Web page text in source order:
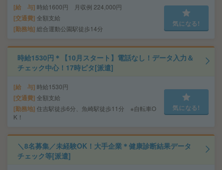
給 与 時給1600円 月収例 224,000円
交通費 全額支給
勤務地 総合運動公園駅徒歩14分
気になる!
時給1530円＊【10月スタート】電話なし！データ入力＆
チェック中心！17時ピタ[派遣]
給 与 時給1530円
交通費 全額支給
勤務地 住吉駅徒歩6分、魚崎駅徒歩11分 ※自転車O
K！
気になる!
＼8名募集／未経験OK！大手企業＊健康診断結果データ
チェック等[派遣]